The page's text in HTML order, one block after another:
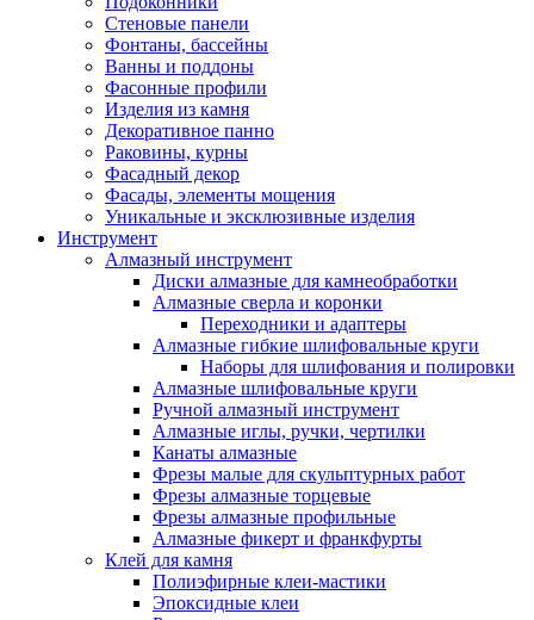
Стеновые панели
Фонтаны, бассейны
Ванны и поддоны
Фасонные профили
Изделия из камня
Декоративное панно
Раковины, курны
Фасадный декор
Фасады, элементы мощения
Уникальные и эксклюзивные изделия
Инструмент
Алмазный инструмент
Диски алмазные для камнеобработки
Алмазные сверла и коронки
Переходники и адаптеры
Алмазные гибкие шлифовальные круги
Наборы для шлифования и полировки
Алмазные шлифовальные круги
Ручной алмазный инструмент
Алмазные иглы, ручки, чертилки
Канаты алмазные
Фрезы малые для скульптурных работ
Фрезы алмазные торцевые
Фрезы алмазные профильные
Алмазные фикерт и франкфурты
Клей для камня
Полиэфирные клеи-мастики
Эпоксидные клеи